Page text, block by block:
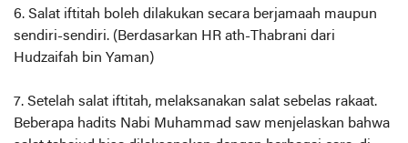
6. Salat iftitah boleh dilakukan secara berjamaah maupun
sendiri-sendiri. (Berdasarkan HR ath-Thabrani dari
Hudzaifah bin Yaman)
7. Setelah salat iftitah, melaksanakan salat sebelas rakaat.
Beberapa hadits Nabi Muhammad saw menjelaskan bahwa